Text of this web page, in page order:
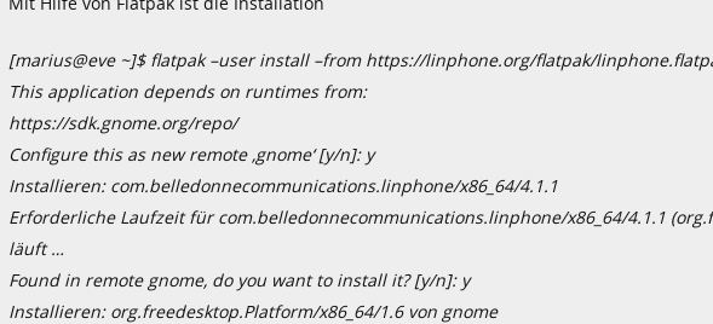
[marius@eve ~]$ flatpak –user install –from https://linphone.org/flatpak/
This application depends on runtimes from:
https://sdk.gnome.org/repo/
Configure this as new remote ‚gnome‘ [y/n]: y
Installieren: com.belledonnecommunications.linphone/x86_64/4.1.1
Erforderliche Laufzeit für com.belledonnecommunications.linphone/x86_64/4.1.1
läuft …
Found in remote gnome, do you want to install it? [y/n]: y
Installieren: org.freedesktop.Platform/x86_64/1.6 von gnome